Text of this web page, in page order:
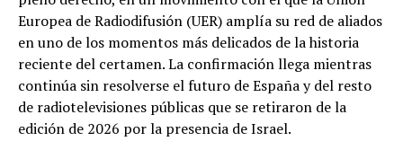
Europea de Radiodifusión (UER) amplía su red de aliados
en uno de los momentos más delicados de la historia
reciente del certamen. La confirmación llega mientras
continúa sin resolverse el futuro de España y del resto
de radiotelevisiones públicas que se retiraron de la
edición de 2026 por la presencia de Israel.